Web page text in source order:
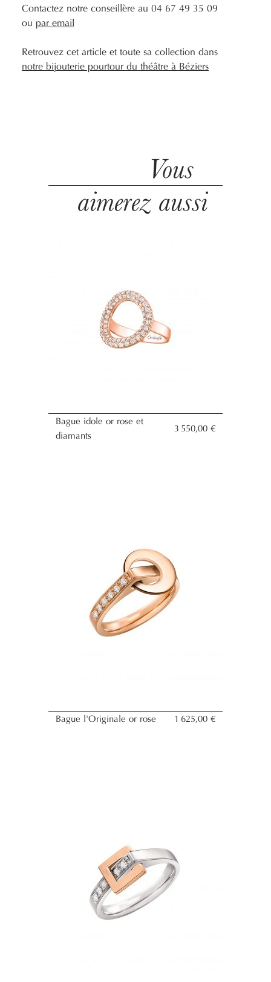
Contactez notre conseillère au 04 67 49 35 09
ou par email
Retrouvez cet article et toute sa collection dans
notre bijouterie pourtour du théâtre à Béziers
Vous
aimerez aussi
Bague idole or rose et
diamants
3 550,00 €
Bague l'Originale or rose 1 625,00 €